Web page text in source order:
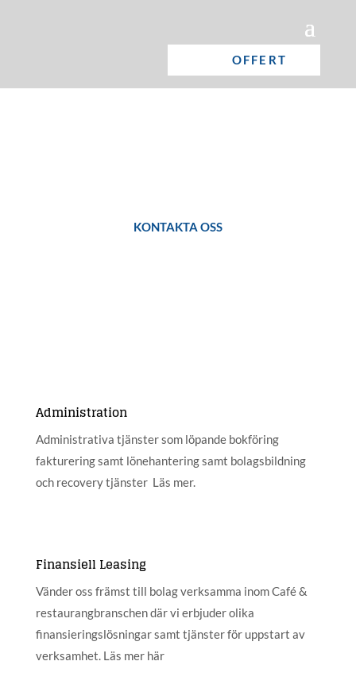
OFFERT
KONTAKTA OSS
Administration
Administrativa tjänster som löpande bokföring
fakturering samt lönehantering samt bolagsbildning
och recovery tjänster Läs mer.
Finansiell Leasing
Vänder oss främst till bolag verksamma inom Café &
restaurangbranschen där vi erbjuder olika
finansieringslösningar samt tjänster för uppstart av
verksamhet. Läs mer här